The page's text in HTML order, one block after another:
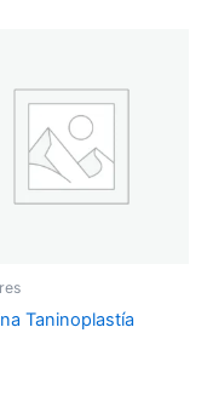
Taninoplastía